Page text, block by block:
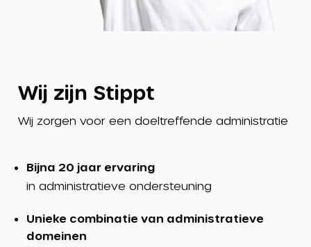
Wij zijn Stippt
Wij zorgen voor een doeltreffende administratie
Bijna 20 jaar ervaring
in administratieve ondersteuning
Unieke combinatie van administratieve
domeinen